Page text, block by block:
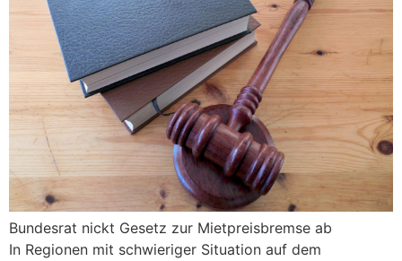
Bundesrat nickt Gesetz zur Mietpreisbremse ab
In Regionen mit schwieriger Situation auf dem